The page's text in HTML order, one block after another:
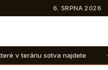
6. SRPNA 2026
Suchozemské